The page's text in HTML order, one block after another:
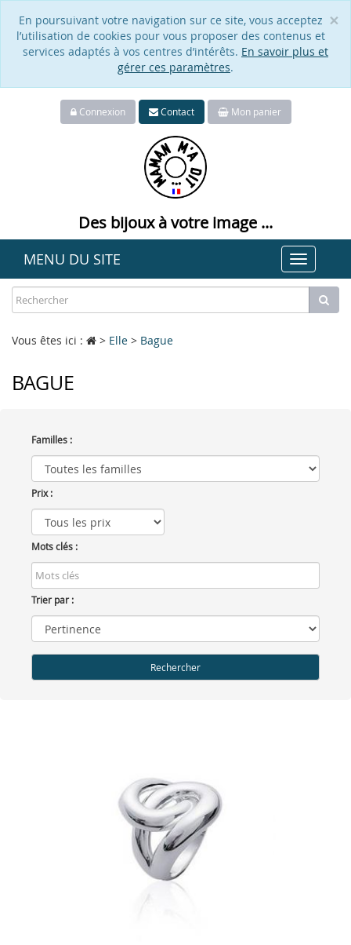
×
En poursuivant votre navigation sur ce site, vous acceptez
l’utilisation de cookies pour vous proposer des contenus et
services adaptés à vos centres d’intérêts. En savoir plus et
gérer ces paramètres.
Connexion Contact Mon panier
Des bijoux à votre image ...
MENU DU SITE
Toggle
Vous êtes ici : > Elle > Bague
BAGUE
Familles :
Prix :
Mots clés :
Trier par :